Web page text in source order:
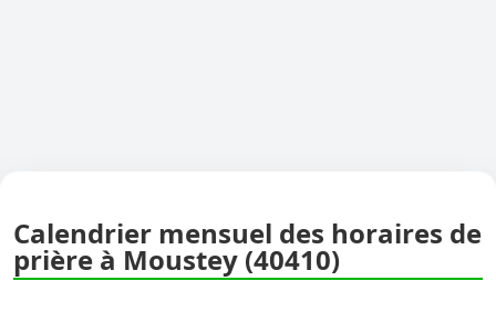
Calendrier mensuel des horaires de
prière à Moustey (40410)